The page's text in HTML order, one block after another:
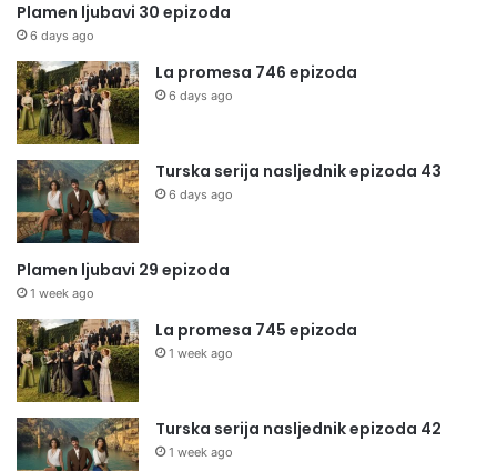
Plamen ljubavi 30 epizoda
6 days ago
La promesa 746 epizoda
6 days ago
Turska serija nasljednik epizoda 43
6 days ago
Plamen ljubavi 29 epizoda
1 week ago
La promesa 745 epizoda
1 week ago
Turska serija nasljednik epizoda 42
1 week ago